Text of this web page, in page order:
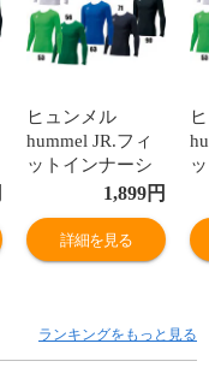
ヒュンメル
hummel JR.フィ
ットインナーシ
ャツ (HJP5153)
1,899円
詳細を見る
ランキングをもっと見る